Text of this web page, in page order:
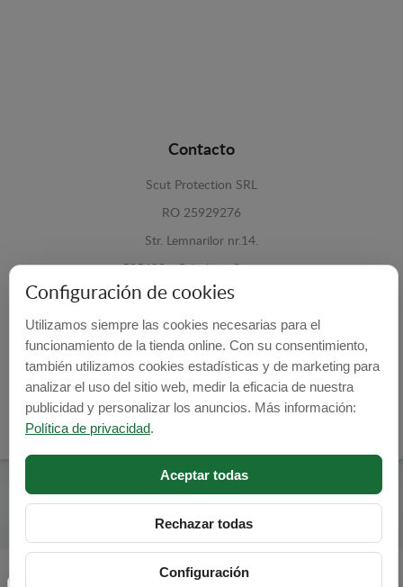
Contacto
Scut Protection SRL
RO 25929276
Str. Lemnarilor nr.14.
535600 - Odorheiu Secuiesc
Harghita, Romania
E-mail: info@cubrecarter.com
Site: www.cubrecarter.com
Cubre Carter -© 2026
Configuración de cookies
Utilizamos siempre las cookies necesarias para el
funcionamiento de la tienda online. Con su consentimiento,
también utilizamos cookies estadísticas y de marketing para
analizar el uso del sitio web, medir la eficacia de nuestra
publicidad y personalizar los anuncios. Más información:
Política de privacidad.
Aceptar todas
Rechazar todas
Configuración